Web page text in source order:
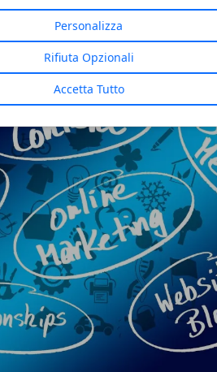
Personalizza
Rifiuta Opzionali
Accetta Tutto